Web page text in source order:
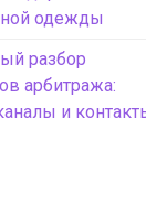
одежды
разбор
арбитража:
и